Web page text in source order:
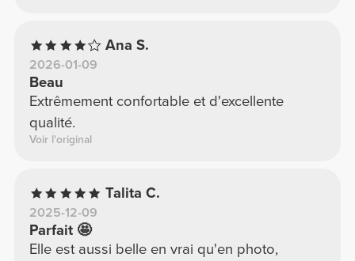
Ana S.
2026-01-09
Beau
Extrêmement confortable et d'excellente
qualité.
Voir l'original
Talita C.
2025-12-09
Parfait 🤩
Elle est aussi belle en vrai qu'en photo,